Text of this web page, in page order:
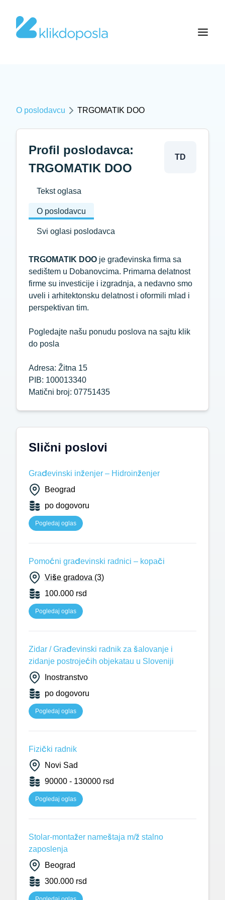
O poslodavcu TRGOMATIK DOO
Profil poslodavca:
TRGOMATIK DOO
TD
Tekst oglasa
O poslodavcu
Svi oglasi poslodavca
TRGOMATIK DOO je građevinska firma sa
sedištem u Dobanovcima. Primarna delatnost
firme su investicije i izgradnja, a nedavno smo
uveli i arhitektonsku delatnost i oformili mlad i
perspektivan tim.
Pogledajte našu ponudu poslova na sajtu klik
do posla
Adresa: Žitna 15
PIB: 100013340
Matični broj: 07751435
Slični poslovi
Građevinski inženjer – Hidroinženjer
Beograd
po dogovoru
Pogledaj oglas
Pomoćni građevinski radnici – kopači
Više gradova (3)
100.000 rsd
Pogledaj oglas
Zidar / Građevinski radnik za šalovanje i
zidanje postrojećih objekatau u Sloveniji
Inostranstvo
po dogovoru
Pogledaj oglas
Fizički radnik
Novi Sad
90000 - 130000 rsd
Pogledaj oglas
Stolar-montažer nameštaja m/ž stalno
zaposlenja
Beograd
300.000 rsd